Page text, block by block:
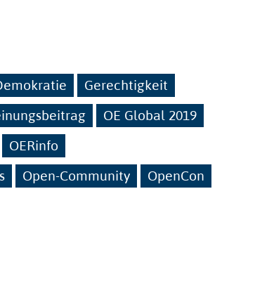
Gerechtigkeit
OE Global 2019
OERinfo
Open-Community
OpenCon